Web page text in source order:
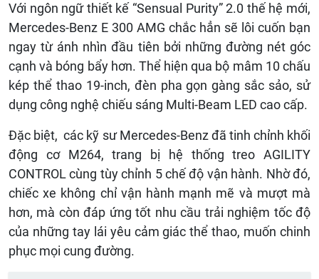
Với ngôn ngữ thiết kế “Sensual Purity” 2.0 thế hệ mới,
Mercedes-Benz E 300 AMG chắc hẳn sẽ lôi cuốn bạn
ngay từ ánh nhìn đầu tiên bởi những đường nét góc
cạnh và bóng bẩy hơn. Thể hiện qua bộ mâm 10 chấu
kép thể thao 19-inch, đèn pha gọn gàng sắc sảo, sử
dụng công nghệ chiếu sáng Multi-Beam LED cao cấp.
Đặc biệt, các kỹ sư Mercedes-Benz đã tinh chỉnh khối
động cơ M264, trang bị hệ thống treo AGILITY
CONTROL cùng tùy chỉnh 5 chế độ vận hành. Nhờ đó,
chiếc xe không chỉ vận hành mạnh mẽ và mượt mà
hơn, mà còn đáp ứng tốt nhu cầu trải nghiệm tốc độ
của những tay lái yêu cảm giác thể thao, muốn chinh
phục mọi cung đường.